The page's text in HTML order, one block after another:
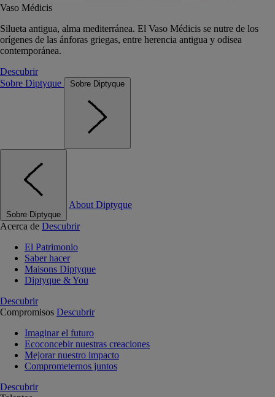
Vaso Médicis
Silueta antigua, alma mediterránea. El Vaso Médicis se nutre de los
orígenes de las ánforas griegas, entre herencia antigua y odisea
contemporánea.
Descubrir
Sobre Diptyque
Sobre Diptyque
Sobre Diptyque
About Diptyque
Acerca de Descubrir
El Patrimonio
Saber hacer
Maisons Diptyque
Diptyque & You
Descubrir
Compromisos Descubrir
Imaginar el futuro
Ecoconcebir nuestras creaciones
Mejorar nuestro impacto
Comprometernos juntos
Descubrir